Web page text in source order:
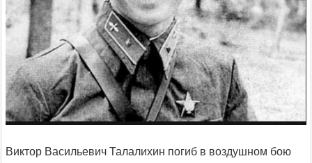
Виктор Васильевич Талалихин погиб в воздушном бою